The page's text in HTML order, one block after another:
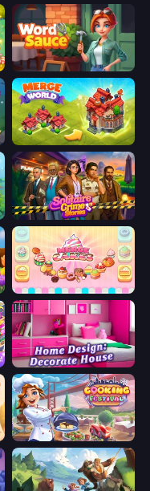
Word Sauce
Merge World
Solitaire Crime Stories
Merge Cakes
Home Design: Decorate House
Cooking Festival